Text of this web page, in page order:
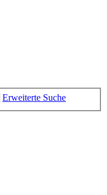
Erweiterte Suche